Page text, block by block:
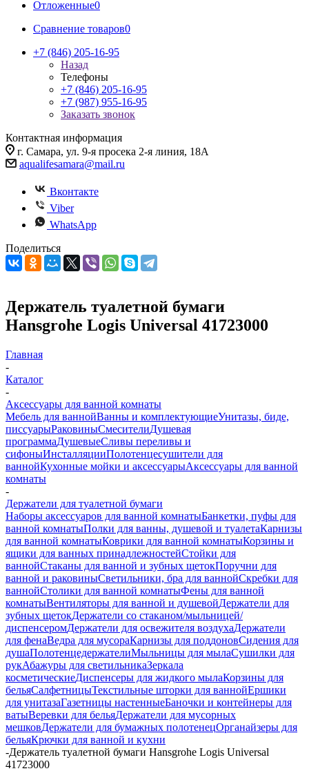
Отложенные0
Сравнение товаров0
+7 (846) 205-16-95
Назад
Телефоны
+7 (846) 205-16-95
+7 (987) 955-16-95
Заказать звонок
Контактная информация
г. Самара, ул. 9-я просека 2-я линия, 18А
aqualifesamara@mail.ru
Вконтакте
Viber
WhatsApp
Поделиться
Держатель туалетной бумаги
Hansgrohe Logis Universal 41723000
Главная
-
Каталог
-
Аксессуары для ванной комнаты
Мебель для ваннойВанны и комплектующиеУнитазы, биде,
писсуарыРаковиныСмесителиДушевая
программаДушевыеСливы переливы и
сифоныИнсталляцииПолотенцесушители для
ваннойКухонные мойки и аксессуарыАксессуары для ванной
комнаты
-
Держатели для туалетной бумаги
Наборы аксессуаров для ванной комнатыБанкетки, пуфы для
ванной комнатыПолки для ванны, душевой и туалетаКарнизы
для ванной комнатыКоврики для ванной комнатыКорзины и
ящики для ванных принадлежностейСтойки для
ваннойСтаканы для ванной и зубных щетокПоручни для
ванной и раковиныСветильники, бра для ваннойСкребки для
ваннойСтолики для ванной комнатыФены для ванной
комнатыВентиляторы для ванной и душевойДержатели для
зубных щетокДержатели со стаканом/мыльницей/
диспенсеромДержатели для освежителя воздухаДержатели
для фенаВедра для мусораКарнизы для поддоновСидения для
душаПолотенцедержателиМыльницы для мылаСушилки для
рукАбажуры для светильникаЗеркала
косметическиеДиспенсеры для жидкого мылаКорзины для
бельяСалфетницыТекстильные шторки для ваннойЕршики
для унитазаГазетницы настенныеБаночки и контейнеры для
ватыВеревки для бельяДержатели для мусорных
мешковДержатели для бумажных полотенецОрганайзеры для
бельяКрючки для ванной и кухни
-Держатель туалетной бумаги Hansgrohe Logis Universal
41723000